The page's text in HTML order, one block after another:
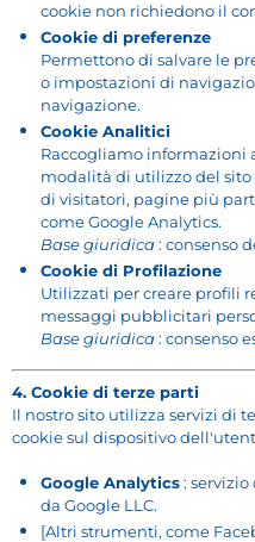
cookie non richiedono il
Cookie di preferenze
Permettono di salvare le
o impostazioni di
navigazione.
Cookie Analitici
Raccogliamo informazioni
modalità di utilizzo del
di visitatori, pagine più
come Google Analytics.
Base giuridica: consenso
Cookie di Profilazione
Utilizzati per creare profili
messaggi pubblicitari
Base giuridica: consenso
4. Cookie di terze parti
Il nostro sito utilizza servizi di
cookie sul dispositivo
Google Analytics:
da Google LLC.
[Altri strumenti, come